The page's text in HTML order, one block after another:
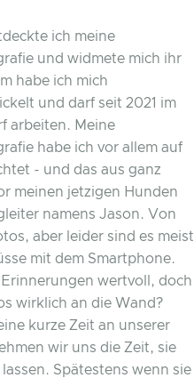
ich meine
und widmete mich ihr
habe ich mich
und darf seit 2021 im
arbeiten. Meine
habe ich vor allem auf
- und das aus ganz
meinen jetzigen Hunden
namens Jason. Von
aber leider sind es meist
mit dem Smartphone.
wertvoll, doch
wirklich an die Wand?
kurze Zeit an unserer
wir uns die Zeit, sie
Spätestens wenn sie